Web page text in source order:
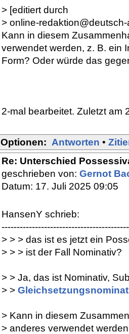
> [editiert durch
> online-
Kann in diesem
verwendet werden, z. B. ein
Form? Oder würde das
2-mal bearbeitet. Zuletzt am
Optionen: Antworten •
Re: Unterschied
geschrieben von: Gernot
Datum: 17. Juli 2025 09:05
HansenY schrieb:
> > > das ist es jetzt ein
> > > ist der Fall Nominativ?
> > Ja, das ist Nominativ,
> >
> Kann in diesem
> anderes verwendet